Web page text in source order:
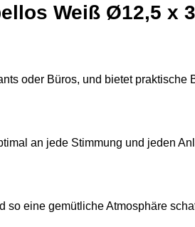
Weiß Ø12,5 x
oder Büros, und bietet praktische
an jede Stimmung und jeden
so eine gemütliche Atmosphäre